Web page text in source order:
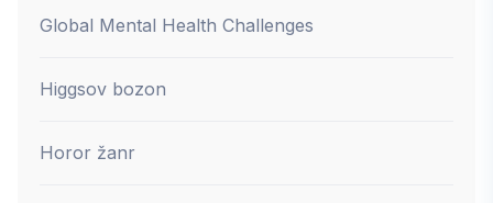
Global Mental Health Challenges
Higgsov bozon
Horor žanr